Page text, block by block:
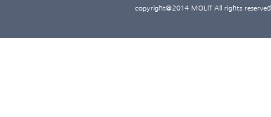
copyright@2014 MOLIT All rights reserved.